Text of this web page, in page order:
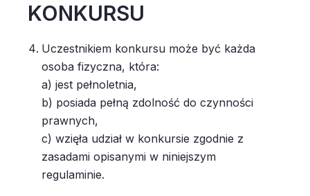
KONKURSU
Uczestnikiem konkursu może być każda
osoba fizyczna, która:
a) jest pełnoletnia,
b) posiada pełną zdolność do czynności
prawnych,
c) wzięła udział w konkursie zgodnie z
zasadami opisanymi w niniejszym
regulaminie.